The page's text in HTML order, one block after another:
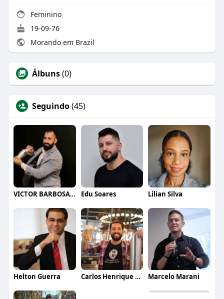
Feminino
19-09-76
Morando em Brazil
Álbuns(0)
Seguindo(45)
VICTOR BARBOSA QUARANTA Edu Soares Lílian Silva
Helton Guerra Carlos Henrique de Faria Vasconcelos Marcelo Marani